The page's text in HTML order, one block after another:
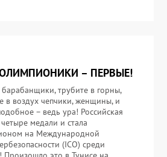
– ПЕРВЫЕ!
трубите в горны,
в воздух чепчики, женщины, и
– ведь ура! Российская
медали и стала
на Международной
(ICO) среди